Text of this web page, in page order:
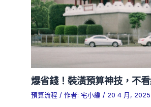
爆省錢！裝潢預算神技，不看
預算流程 / 作者: 宅小編/ 20 4 月, 2025